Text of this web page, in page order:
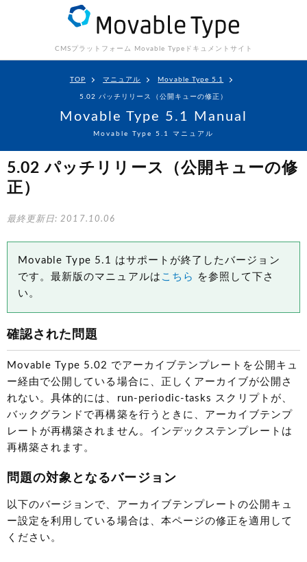
CMSプラットフォーム Movable Type ドキュメントサイト
TOP マニュアル Movable Type 5.1
5.02 パッチリリース（公開キューの修正）
Movable Type 5.1 Manual
Movable Type 5.1 マニュアル
5.02 パッチリリース（公開キューの修
正）
最終更新日: 2017.10.06
Movable Type 5.1 はサポートが終了したバージョン
です。最新版のマニュアルは こちら
を参照して下さ
い。
確認された問題
Movable Type 5.02 でアーカイブテンプレートを公開キュ
ー経由で公開している場合に、正しくアーカイブが公開さ
れない。具体的には、run-periodic-tasks スクリプトが、
バックグランドで再構築を行うときに、アーカイブテンプ
レートが再構築されません。インデックステンプレートは
再構築されます。
問題の対象となるバージョン
以下のバージョンで、アーカイブテンプレートの公開キュ
ー設定を利用している場合は、本ページの修正を適用して
ください。